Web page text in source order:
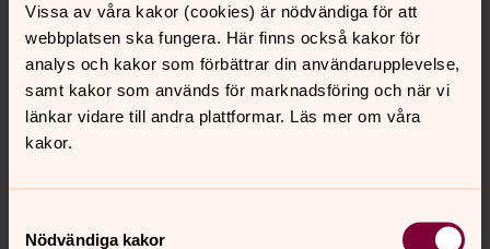
Vissa av våra kakor (cookies) är nödvändiga för att
webbplatsen ska fungera. Här finns också kakor för
analys och kakor som förbättrar din användarupplevelse,
samt kakor som används för marknadsföring och när vi
länkar vidare till andra plattformar. Läs mer om våra
kakor.
Nödvändiga kakor
Kontakt
Kalender
Hitta snabbt